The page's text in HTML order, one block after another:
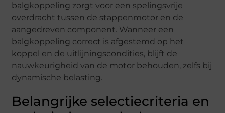
balgkoppeling zorgt voor een spelingsvrije
overdracht tussen de stappenmotor en de
aangedreven component. Wanneer een
balgkoppeling correct is afgestemd op het
koppel en de uitlijningscondities, blijft de
nauwkeurigheid van de motor behouden, zelfs bij
dynamische belasting.
Belangrijke selectiecriteria en